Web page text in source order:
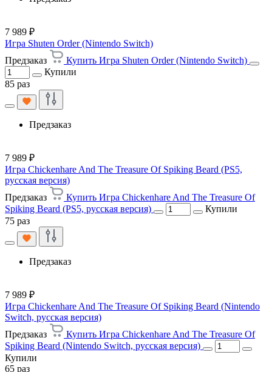
7 989 ₽
Игра Shuten Order (Nintendo Switch)
Предзаказ
Купить Игра Shuten Order (Nintendo Switch)
Купили
85 раз
Предзаказ
7 989 ₽
Игра Chickenhare And The Treasure Of Spiking Beard (PS5,
русская версия)
Предзаказ
Купить Игра Chickenhare And The Treasure Of
Spiking Beard (PS5, русская версия)
Купили
75 раз
Предзаказ
7 989 ₽
Игра Chickenhare And The Treasure Of Spiking Beard (Nintendo
Switch, русская версия)
Предзаказ
Купить Игра Chickenhare And The Treasure Of
Spiking Beard (Nintendo Switch, русская версия)
Купили
65 раз